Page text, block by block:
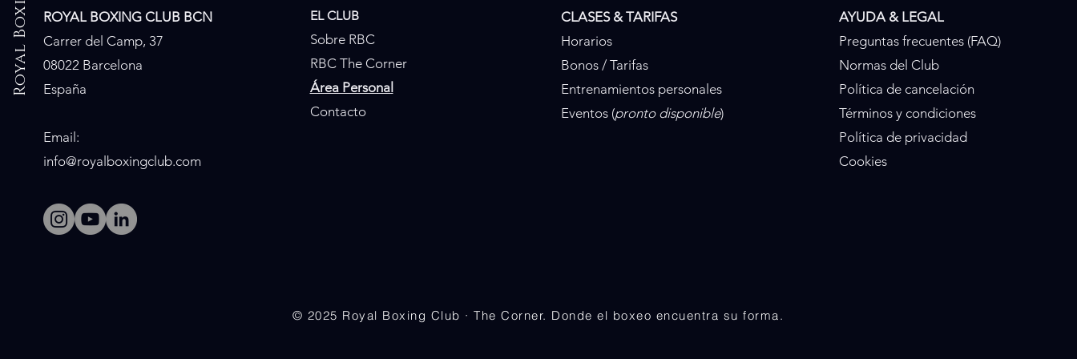
ROYAL BOXING CLUB BCN
Carrer del Camp, 37
08022 Barcelona
España
Email:
info@royalboxingclub.com
EL CLUB
Sobre RBC
RBC The Corner
​Área Personal
Contacto
CLASES & TARIFAS
Horarios
Bonos / Tarifas
Entrenamientos personales
Eventos (pronto disponible)
AYUDA & LEGAL
Preguntas frecuentes (FAQ)
Normas del Club
Política de cancelación
Términos y condiciones
Política de privacidad
Cookies
© 2025 Royal Boxing Club · The Corner. Donde el boxeo encuentra su forma.